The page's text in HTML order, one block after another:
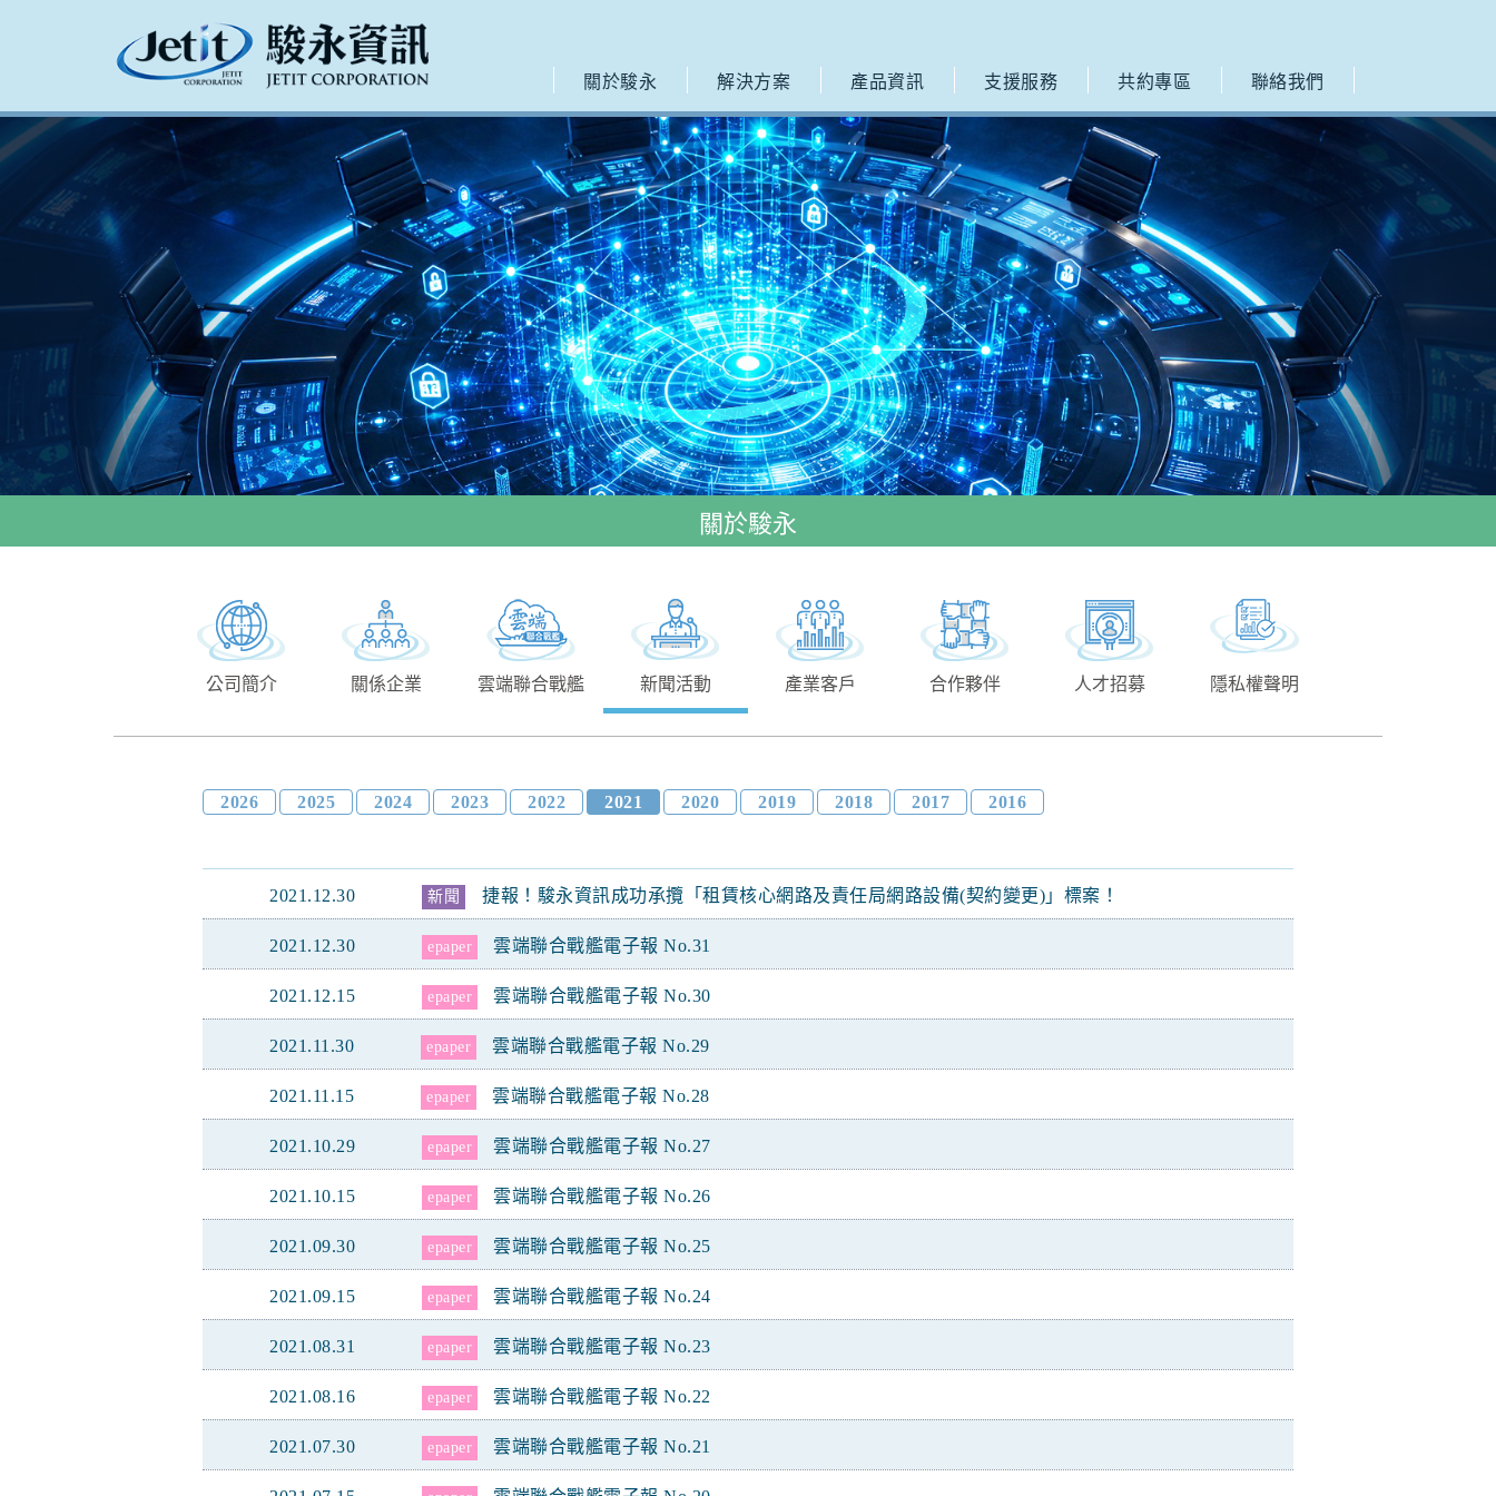
關於駿永 解決方案 產品資訊 支援服務 共約專區 聯絡我們
關於駿永
公司簡介 關係企業 雲端聯合戰艦 新聞活動 產業客戶 合作夥伴 人才招募 隱私權聲明
2026 2025 2024 2023 2022 2021 2020 2019 2018 2017 2016
2021.12.30 新聞 捷報！駿永資訊成功承攬「租賃核心網路及責任局網路設備(契約變更)」標案！
2021.12.30 epaper 雲端聯合戰艦電子報 No.31
2021.12.15 epaper 雲端聯合戰艦電子報 No.30
2021.11.30 epaper 雲端聯合戰艦電子報 No.29
2021.11.15 epaper 雲端聯合戰艦電子報 No.28
2021.10.29 epaper 雲端聯合戰艦電子報 No.27
2021.10.15 epaper 雲端聯合戰艦電子報 No.26
2021.09.30 epaper 雲端聯合戰艦電子報 No.25
2021.09.15 epaper 雲端聯合戰艦電子報 No.24
2021.08.31 epaper 雲端聯合戰艦電子報 No.23
2021.08.16 epaper 雲端聯合戰艦電子報 No.22
2021.07.30 epaper 雲端聯合戰艦電子報 No.21